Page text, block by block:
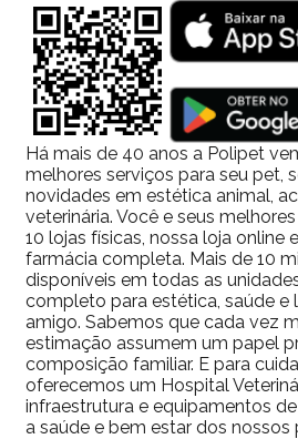
Há mais de 40 anos a Polipet
melhores serviços para seu pet,
novidades em estética animal,
veterinária. Você e seus
10 lojas físicas, nossa loja online
farmácia completa. Mais de 10
disponíveis em todas as
completo para estética, saúde e
amigo. Sabemos que cada vez
estimação assumem um papel
composição familiar. E para
oferecemos um Hospital
infraestrutura e equipamentos
a saúde e bem estar dos nossos